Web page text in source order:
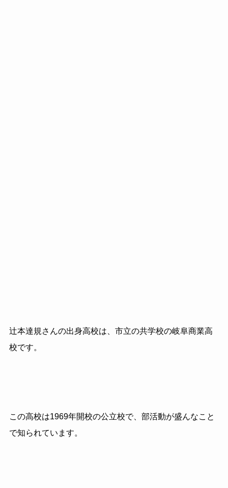
辻本達規さんの出身高校は、市立の共学校の岐阜商業高
校です。
この高校は1969年開校の公立校で、部活動が盛んなこと
で知られています。